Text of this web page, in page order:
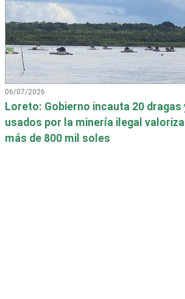
06/07/2026
Loreto: Gobierno incauta 20 dragas
usados por la minería ilegal
más de 800 mil soles